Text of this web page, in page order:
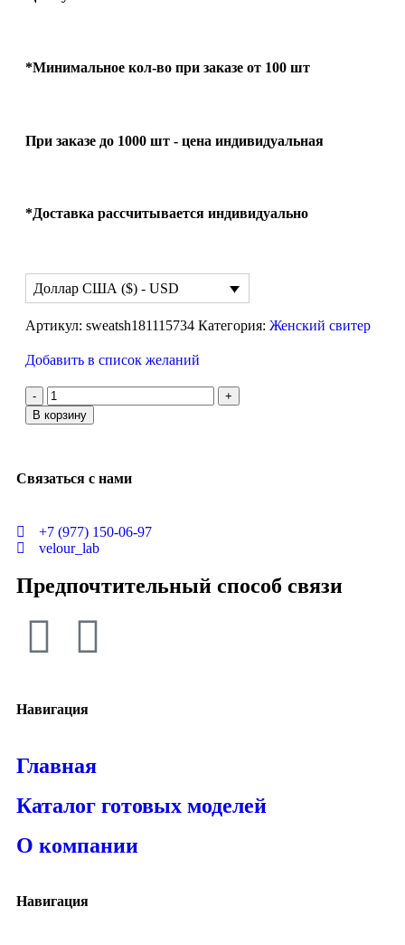
*Минимальное кол-во при заказе от 100 шт
При заказе до 1000 шт - цена индивидуальная
*Доставка рассчитывается индивидуально
Доллар США ($) - USD
Артикул: sweatsh181115734 Категория: Женский свитер
Добавить в список желаний
В корзину
Связаться с нами
+7 (977) 150-06-97
velour_lab
Предпочтительный способ связи
Навигация
Главная
Каталог готовых моделей
О компании
Навигация